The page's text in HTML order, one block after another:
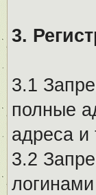
3.
3.1
полные
адреса и
3.2